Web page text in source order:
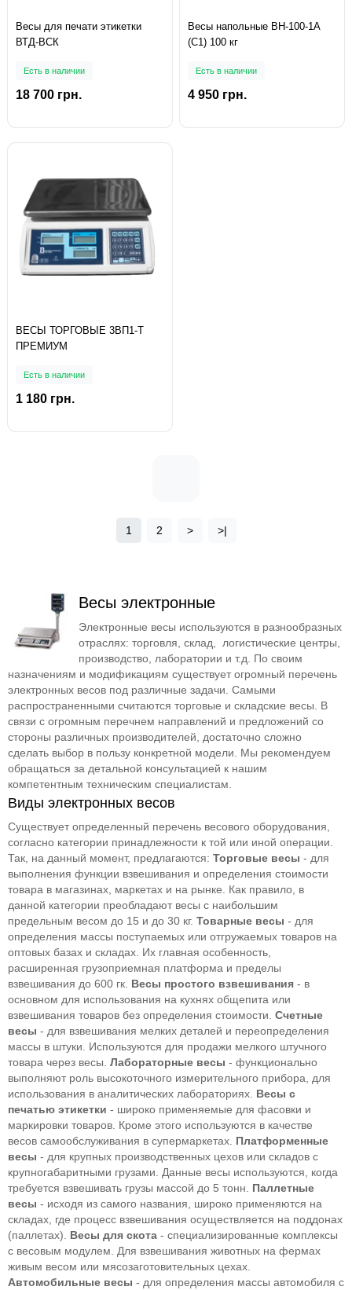
Весы для печати этикетки
ВТД-ВСК
Есть в наличии
18 700 грн.
Весы напольные ВН-100-1А
(С1) 100 кг
Есть в наличии
4 950 грн.
ВЕСЫ ТОРГОВЫЕ 3ВП1-Т
ПРЕМИУМ
Есть в наличии
1 180 грн.
1 2 > >|
Весы электронные
Электронные весы используются в разнообразных
отраслях: торговля, склад, логистические центры,
производство, лаборатории и т.д. По своим
назначениям и модификациям существует огромный перечень
электронных весов под различные задачи. Самыми
распространенными считаются торговые и складские весы. В
связи с огромным перечнем направлений и предложений со
стороны различных производителей, достаточно сложно
сделать выбор в пользу конкретной модели. Мы рекомендуем
обращаться за детальной консультацией к нашим
компетентным техническим специалистам.
Виды электронных весов
Существует определенный перечень весового оборудования,
согласно категории принадлежности к той или иной операции.
Так, на данный момент, предлагаются: Торговые весы - для
выполнения функции взвешивания и определения стоимости
товара в магазинах, маркетах и на рынке. Как правило, в
данной категории преобладают весы с наибольшим
предельным весом до 15 и до 30 кг. Товарные весы - для
определения массы поступаемых или отгружаемых товаров на
оптовых базах и складах. Их главная особенность,
расширенная грузоприемная платформа и пределы
взвешивания до 600 гк. Весы простого взвешивания - в
основном для использования на кухнях общепита или
взвешивания товаров без определения стоимости. Счетные
весы - для взвешивания мелких деталей и переопределения
массы в штуки. Используются для продажи мелкого штучного
товара через весы. Лабораторные весы - функционально
выполняют роль высокоточного измерительного прибора, для
использования в аналитических лабораториях. Весы с
печатью этикетки - широко применяемые для фасовки и
маркировки товаров. Кроме этого используются в качестве
весов самообслуживания в супермаркетах. Платформенные
весы - для крупных производственных цехов или складов с
крупногабаритными грузами. Данные весы используются, когда
требуется взвешивать грузы массой до 5 тонн. Паллетные
весы - исходя из самого названия, широко применяются на
складах, где процесс взвешивания осуществляется на поддонах
(паллетах). Весы для скота - специализированные комплексы
с весовым модулем. Для взвешивания животных на фермах
живым весом или мясозаготовительных цехах.
Автомобильные весы - для определения массы автомобиля с